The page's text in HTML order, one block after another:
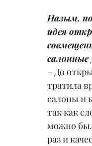
Назым,
идея
салонные
– До
тратила
салоны и
так как
можно
раз и